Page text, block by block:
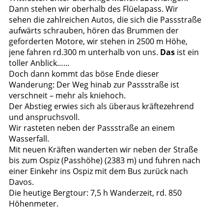
Dann stehen wir oberhalb des Flüelapass. Wir
sehen die zahlreichen Autos, die sich die Passstraße
aufwärts schrauben, hören das Brummen der
geforderten Motore, wir stehen in 2500 m Höhe,
jene fahren rd.300 m unterhalb von uns. Dasist ein
toller Anblick……
Doch dann kommt das böse Ende dieser
Wanderung: Der Weg hinab zur Passstraße ist
verschneit – mehr als kniehoch.
Der Abstieg erwies sich als überaus kräftezehrend
und anspruchsvoll.
Wir rasteten neben der Passstraße an einem
Wasserfall.
Mit neuen Kräften wanderten wir neben der Straße
bis zum Ospiz (Passhöhe) (2383 m) und fuhren nach
einer Einkehr ins Ospiz mit dem Bus zurück nach
Davos.
Die heutige Bergtour: 7,5 h Wanderzeit, rd. 850
Höhenmeter.